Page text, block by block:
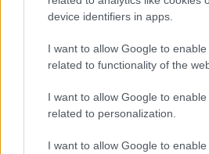
device identifiers in apps.
I want to allow Google to
related to functionality of the
I want to allow Google to
related to personalization.
I want to allow Google to
ΠΕΡΙΣΣΟΤΕΡΑ ΒΙΝΤΕΟ
πρώτοι όλες τις ειδήσεις